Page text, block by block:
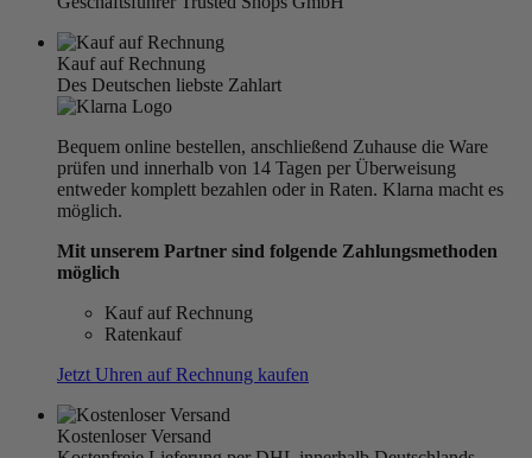
Kauf auf Rechnung
Des Deutschen liebste Zahlart
Bequem online bestellen, anschließend Zuhause die Ware
prüfen und innerhalb von 14 Tagen per Überweisung
entweder komplett bezahlen oder in Raten. Klarna macht es
möglich.
Mit unserem Partner sind folgende Zahlungsmethoden
möglich
Kauf auf Rechnung
Ratenkauf
Jetzt Uhren auf Rechnung kaufen
Kostenloser Versand